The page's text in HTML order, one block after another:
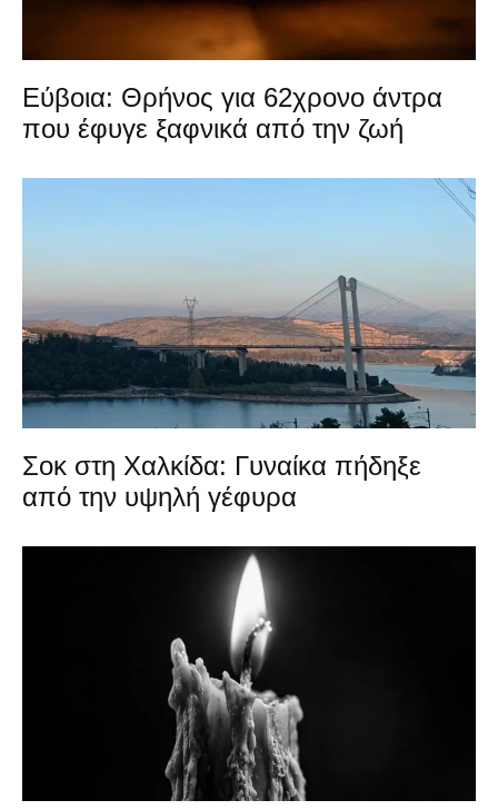
Εύβοια: Θρήνος για 62χρονο άντρα
που έφυγε ξαφνικά από την ζωή
Σοκ στη Χαλκίδα: Γυναίκα πήδηξε
από την υψηλή γέφυρα